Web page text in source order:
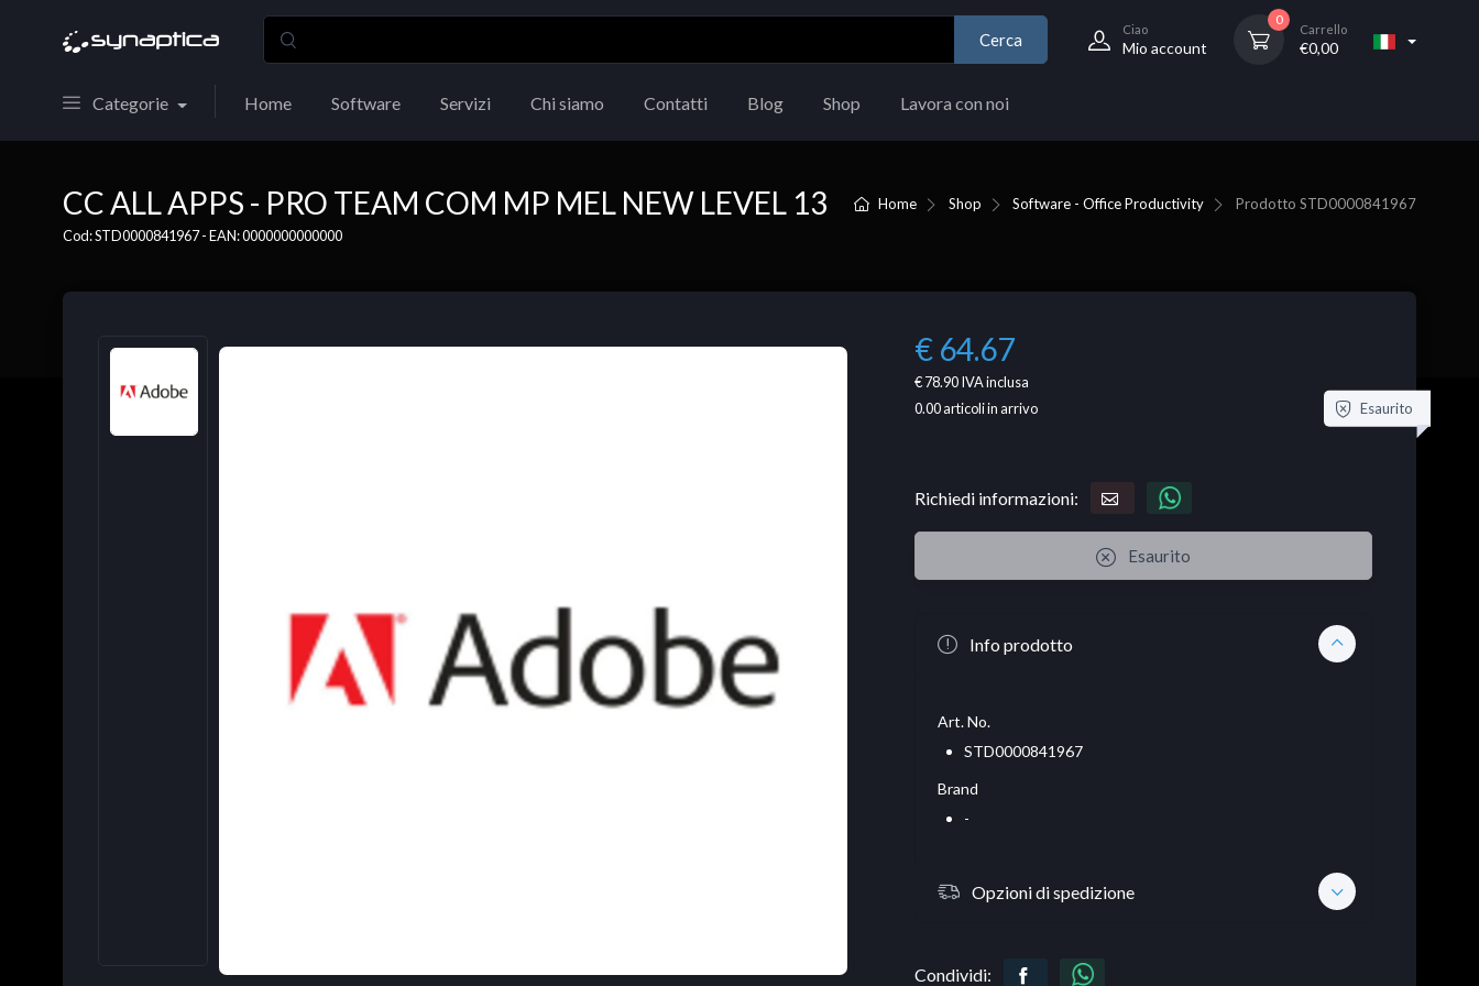
Cerca
Ciao
Mio account
0
Carrello
€0,00
Categorie Home Software Servizi Chi siamo Contatti Blog Shop Lavora con noi
Home Shop Software - Office Productivity Prodotto STD0000841967
CC ALL APPS - PRO TEAM COM MP MEL NEW LEVEL 13
Cod: STD0000841967 - EAN: 0000000000000
€ 64.67
€ 78.90IVA inclusa
0.00articoli in arrivo Esaurito
Richiedi informazioni:
Esaurito
Info prodotto
Art. No.
STD0000841967
Brand
-
Opzioni di spedizione
Condividi: